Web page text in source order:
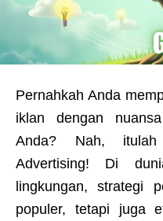
Pernahkah Anda
iklan dengan
Anda? Nah,
Advertising! Di
lingkungan, strategi
populer, tetapi juga